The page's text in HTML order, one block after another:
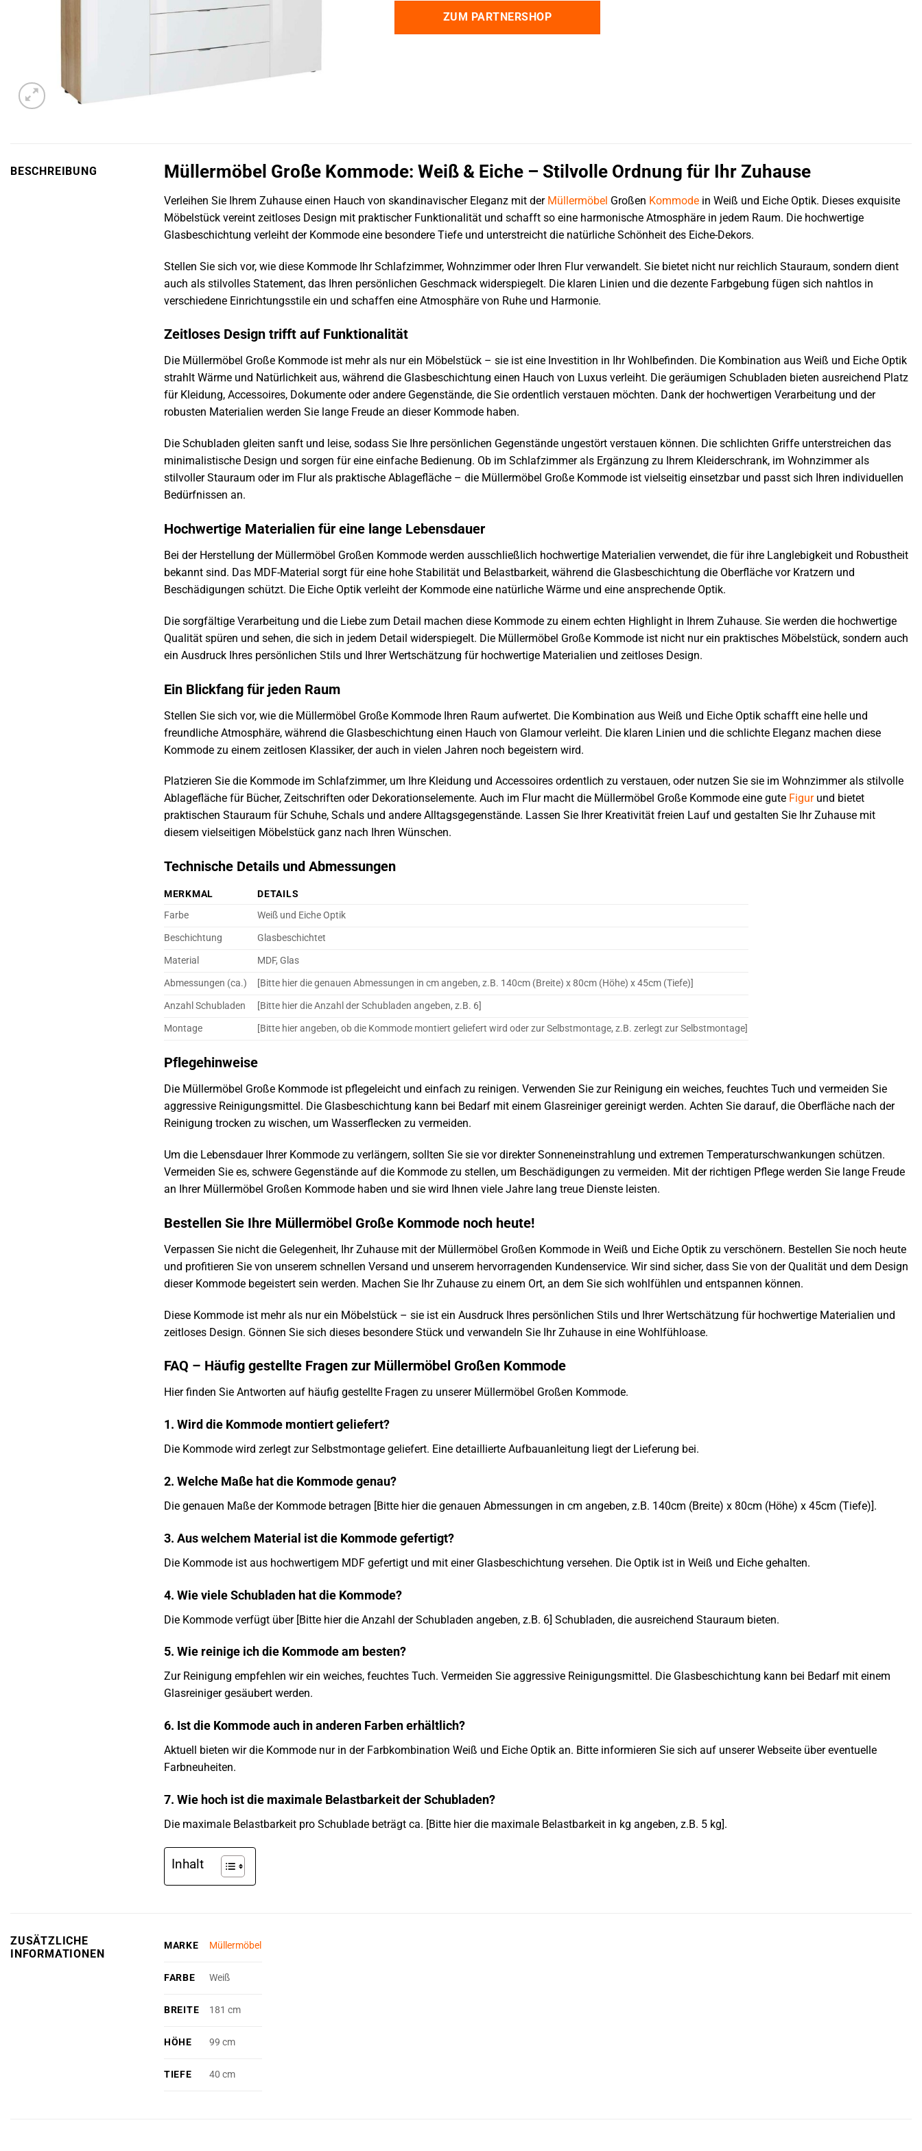
ZUM PARTNERSHOP
BESCHREIBUNG Müllermöbel Große Kommode: Weiß & Eiche – Stilvolle Ordnung für Ihr Zuhause
Verleihen Sie Ihrem Zuhause einen Hauch von skandinavischer Eleganz mit der Müllermöbel Großen Kommode in Weiß und Eiche Optik. Dieses exquisite
Möbelstück vereint zeitloses Design mit praktischer Funktionalität und schafft so eine harmonische Atmosphäre in jedem Raum. Die hochwertige
Glasbeschichtung verleiht der Kommode eine besondere Tiefe und unterstreicht die natürliche Schönheit des Eiche-Dekors.
Stellen Sie sich vor, wie diese Kommode Ihr Schlafzimmer, Wohnzimmer oder Ihren Flur verwandelt. Sie bietet nicht nur reichlich Stauraum, sondern dient
auch als stilvolles Statement, das Ihren persönlichen Geschmack widerspiegelt. Die klaren Linien und die dezente Farbgebung fügen sich nahtlos in
verschiedene Einrichtungsstile ein und schaffen eine Atmosphäre von Ruhe und Harmonie.
Zeitloses Design trifft auf Funktionalität
Die Müllermöbel Große Kommode ist mehr als nur ein Möbelstück – sie ist eine Investition in Ihr Wohlbefinden. Die Kombination aus Weiß und Eiche Optik
strahlt Wärme und Natürlichkeit aus, während die Glasbeschichtung einen Hauch von Luxus verleiht. Die geräumigen Schubladen bieten ausreichend Platz
für Kleidung, Accessoires, Dokumente oder andere Gegenstände, die Sie ordentlich verstauen möchten. Dank der hochwertigen Verarbeitung und der
robusten Materialien werden Sie lange Freude an dieser Kommode haben.
Die Schubladen gleiten sanft und leise, sodass Sie Ihre persönlichen Gegenstände ungestört verstauen können. Die schlichten Griffe unterstreichen das
minimalistische Design und sorgen für eine einfache Bedienung. Ob im Schlafzimmer als Ergänzung zu Ihrem Kleiderschrank, im Wohnzimmer als
stilvoller Stauraum oder im Flur als praktische Ablagefläche – die Müllermöbel Große Kommode ist vielseitig einsetzbar und passt sich Ihren individuellen
Bedürfnissen an.
Hochwertige Materialien für eine lange Lebensdauer
Bei der Herstellung der Müllermöbel Großen Kommode werden ausschließlich hochwertige Materialien verwendet, die für ihre Langlebigkeit und Robustheit
bekannt sind. Das MDF-Material sorgt für eine hohe Stabilität und Belastbarkeit, während die Glasbeschichtung die Oberfläche vor Kratzern und
Beschädigungen schützt. Die Eiche Optik verleiht der Kommode eine natürliche Wärme und eine ansprechende Optik.
Die sorgfältige Verarbeitung und die Liebe zum Detail machen diese Kommode zu einem echten Highlight in Ihrem Zuhause. Sie werden die hochwertige
Qualität spüren und sehen, die sich in jedem Detail widerspiegelt. Die Müllermöbel Große Kommode ist nicht nur ein praktisches Möbelstück, sondern auch
ein Ausdruck Ihres persönlichen Stils und Ihrer Wertschätzung für hochwertige Materialien und zeitloses Design.
Ein Blickfang für jeden Raum
Stellen Sie sich vor, wie die Müllermöbel Große Kommode Ihren Raum aufwertet. Die Kombination aus Weiß und Eiche Optik schafft eine helle und
freundliche Atmosphäre, während die Glasbeschichtung einen Hauch von Glamour verleiht. Die klaren Linien und die schlichte Eleganz machen diese
Kommode zu einem zeitlosen Klassiker, der auch in vielen Jahren noch begeistern wird.
Platzieren Sie die Kommode im Schlafzimmer, um Ihre Kleidung und Accessoires ordentlich zu verstauen, oder nutzen Sie sie im Wohnzimmer als stilvolle
Ablagefläche für Bücher, Zeitschriften oder Dekorationselemente. Auch im Flur macht die Müllermöbel Große Kommode eine gute Figurund bietet
praktischen Stauraum für Schuhe, Schals und andere Alltagsgegenstände. Lassen Sie Ihrer Kreativität freien Lauf und gestalten Sie Ihr Zuhause mit
diesem vielseitigen Möbelstück ganz nach Ihren Wünschen.
Technische Details und Abmessungen
MERKMAL
DETAILS
Farbe
Weiß und Eiche Optik
Beschichtung
Glasbeschichtet
Material
MDF, Glas
Abmessungen (ca.)
[Bitte hier die genauen Abmessungen in cm angeben, z.B. 140cm (Breite) x 80cm (Höhe) x 45cm (Tiefe)]
Anzahl Schubladen
[Bitte hier die Anzahl der Schubladen angeben, z.B. 6]
Montage
[Bitte hier angeben, ob die Kommode montiert geliefert wird oder zur Selbstmontage, z.B. zerlegt zur Selbstmontage]
Pflegehinweise
Die Müllermöbel Große Kommode ist pflegeleicht und einfach zu reinigen. Verwenden Sie zur Reinigung ein weiches, feuchtes Tuch und vermeiden Sie
aggressive Reinigungsmittel. Die Glasbeschichtung kann bei Bedarf mit einem Glasreiniger gereinigt werden. Achten Sie darauf, die Oberfläche nach der
Reinigung trocken zu wischen, um Wasserflecken zu vermeiden.
Um die Lebensdauer Ihrer Kommode zu verlängern, sollten Sie sie vor direkter Sonneneinstrahlung und extremen Temperaturschwankungen schützen.
Vermeiden Sie es, schwere Gegenstände auf die Kommode zu stellen, um Beschädigungen zu vermeiden. Mit der richtigen Pflege werden Sie lange Freude
an Ihrer Müllermöbel Großen Kommode haben und sie wird Ihnen viele Jahre lang treue Dienste leisten.
Bestellen Sie Ihre Müllermöbel Große Kommode noch heute!
Verpassen Sie nicht die Gelegenheit, Ihr Zuhause mit der Müllermöbel Großen Kommode in Weiß und Eiche Optik zu verschönern. Bestellen Sie noch heute
und profitieren Sie von unserem schnellen Versand und unserem hervorragenden Kundenservice. Wir sind sicher, dass Sie von der Qualität und dem Design
dieser Kommode begeistert sein werden. Machen Sie Ihr Zuhause zu einem Ort, an dem Sie sich wohlfühlen und entspannen können.
Diese Kommode ist mehr als nur ein Möbelstück – sie ist ein Ausdruck Ihres persönlichen Stils und Ihrer Wertschätzung für hochwertige Materialien und
zeitloses Design. Gönnen Sie sich dieses besondere Stück und verwandeln Sie Ihr Zuhause in eine Wohlfühloase.
FAQ – Häufig gestellte Fragen zur Müllermöbel Großen Kommode
Hier finden Sie Antworten auf häufig gestellte Fragen zu unserer Müllermöbel Großen Kommode.
1. Wird die Kommode montiert geliefert?
Die Kommode wird zerlegt zur Selbstmontage geliefert. Eine detaillierte Aufbauanleitung liegt der Lieferung bei.
2. Welche Maße hat die Kommode genau?
Die genauen Maße der Kommode betragen [Bitte hier die genauen Abmessungen in cm angeben, z.B. 140cm (Breite) x 80cm (Höhe) x 45cm (Tiefe)].
3. Aus welchem Material ist die Kommode gefertigt?
Die Kommode ist aus hochwertigem MDF gefertigt und mit einer Glasbeschichtung versehen. Die Optik ist in Weiß und Eiche gehalten.
4. Wie viele Schubladen hat die Kommode?
Die Kommode verfügt über [Bitte hier die Anzahl der Schubladen angeben, z.B. 6] Schubladen, die ausreichend Stauraum bieten.
5. Wie reinige ich die Kommode am besten?
Zur Reinigung empfehlen wir ein weiches, feuchtes Tuch. Vermeiden Sie aggressive Reinigungsmittel. Die Glasbeschichtung kann bei Bedarf mit einem
Glasreiniger gesäubert werden.
6. Ist die Kommode auch in anderen Farben erhältlich?
Aktuell bieten wir die Kommode nur in der Farbkombination Weiß und Eiche Optik an. Bitte informieren Sie sich auf unserer Webseite über eventuelle
Farbneuheiten.
7. Wie hoch ist die maximale Belastbarkeit der Schubladen?
Die maximale Belastbarkeit pro Schublade beträgt ca. [Bitte hier die maximale Belastbarkeit in kg angeben, z.B. 5 kg].
Inhalt
ZUSÄTZLICHE
INFORMATIONEN
MARKE Müllermöbel
FARBE Weiß
BREITE 181 cm
HÖHE 99 cm
TIEFE 40 cm